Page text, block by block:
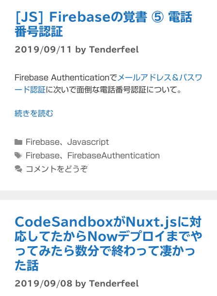
[JS] Firebaseの覚書 ⑤ 電話
番号認証
2019/09/11 by Tenderfeel
Firebase Authenticationで メールアドレス＆パスワ
ード認証に次いで面倒な電話番号認証について。
続きを読む
カ
テ
Firebase、 Javascript
タ
グ
Firebase、 FirebaseAuthentication
コメントをどうぞ
CodeSandboxがNuxt.jsに対
応してたからNowデプロイまでや
ってみたら数分で終わって凄かっ
た話
2019/09/08 by Tenderfeel